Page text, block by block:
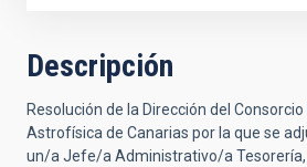
Descripción
Resolución de la Dirección del
Astrofísica de Canarias por la que se
un/a Jefe/a Administrativo/a Tesorería,